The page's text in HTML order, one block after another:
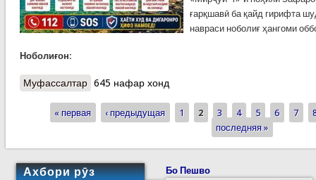
ғарқшавӣ ба қайд гирифта
навраси ноболиғ ҳангоми
Ноболиғон:
Муфассалтаро КҲФ-Зафаробод: Ду наврас ҳангоми оббозӣ ба
645 нафар хонд
Страницы
« первая ‹ предыдущая 1 2 3 4 5 6 7
последняя »
Ахбори рӯз Бо Пешво